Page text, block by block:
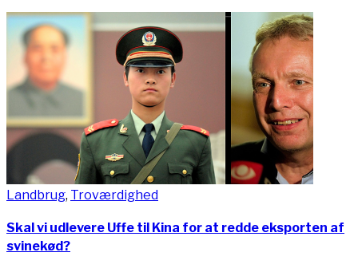
Landbrug, Troværdighed
Skal vi udlevere Uffe til Kina for at redde eksporten af
svinekød?